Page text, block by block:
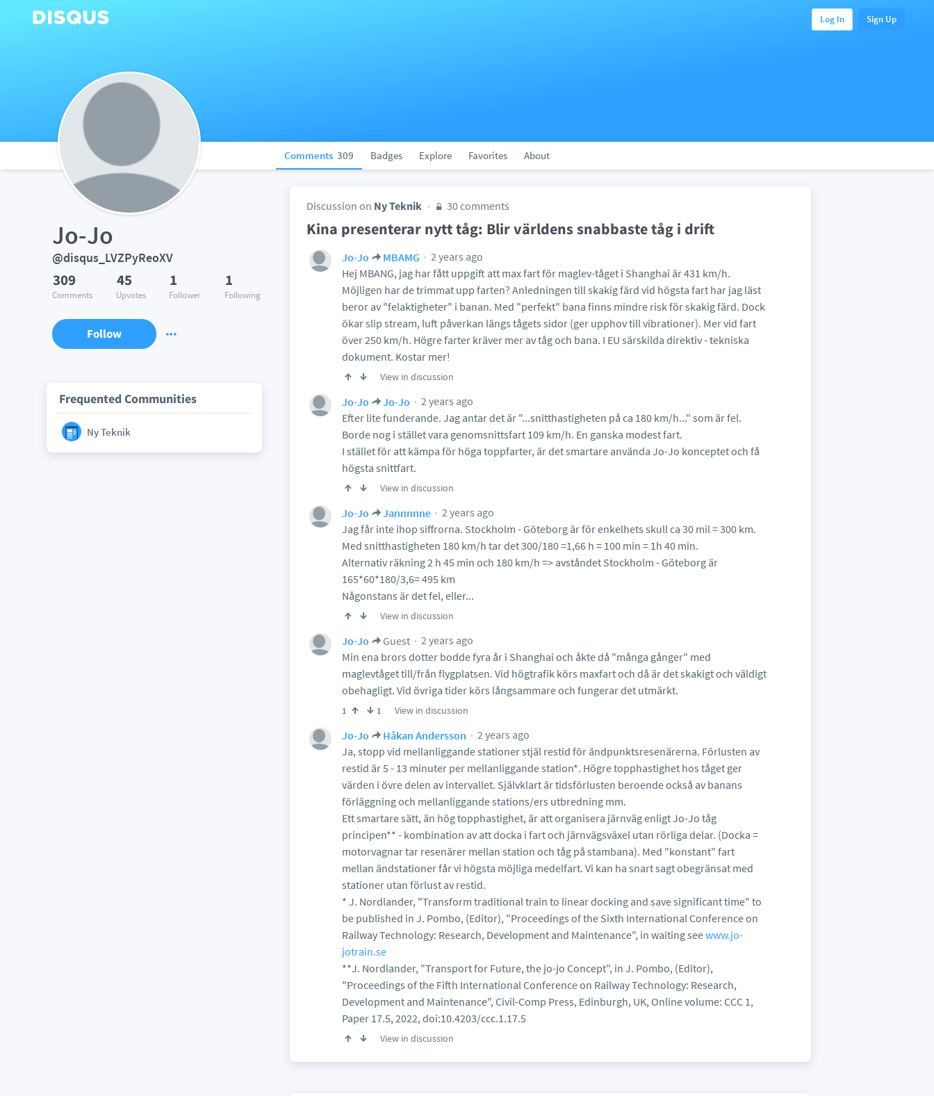
Log In Sign Up
Comments 309 Badges Explore Favorites About
Jo-Jo
@disqus_LVZPyReoXV
309
Comments
45
Upvotes
1
Follower
1
Following
Follow
Frequented Communities
Ny Teknik
Discussion on Ny Teknik 30 comments
Kina presenterar nytt tåg: Blir världens snabbaste tåg i drift
Jo-Jo MBAMG
2 years ago
Hej MBANG, jag har fått uppgift att max fart för maglev-tåget i Shanghai är 431 km/h.
Möjligen har de trimmat upp farten? Anledningen till skakig färd vid högsta fart har jag läst
beror av "felaktigheter" i banan. Med "perfekt" bana finns mindre risk för skakig färd. Dock
ökar slip stream, luft påverkan längs tågets sidor (ger upphov till vibrationer). Mer vid fart
över 250 km/h. Högre farter kräver mer av tåg och bana. I EU särskilda direktiv - tekniska
dokument. Kostar mer!
View in discussion
Jo-Jo Jo-Jo
2 years ago
Efter lite funderande. Jag antar det är "...snitthastigheten på ca 180 km/h..." som är fel.
Borde nog i stället vara genomsnittsfart 109 km/h. En ganska modest fart.
I stället för att kämpa för höga toppfarter, är det smartare använda Jo-Jo konceptet och få
högsta snittfart.
View in discussion
Jo-Jo Jannnnne
2 years ago
Jag får inte ihop siffrorna. Stockholm - Göteborg är för enkelhets skull ca 30 mil = 300 km.
Med snitthastigheten 180 km/h tar det 300/180 =1,66 h = 100 min = 1h 40 min.
Alternativ räkning 2 h 45 min och 180 km/h => avståndet Stockholm - Göteborg är
165*60*180/3,6= 495 km
Någonstans är det fel, eller...
View in discussion
Jo-Jo Guest
2 years ago
Min ena brors dotter bodde fyra år i Shanghai och åkte då "många gånger" med
maglevtåget till/från flygplatsen. Vid högtrafik körs maxfart och då är det skakigt och väldigt
obehagligt. Vid övriga tider körs långsammare och fungerar det utmärkt.
1 1 View in discussion
Jo-Jo Håkan Andersson
2 years ago
Ja, stopp vid mellanliggande stationer stjäl restid för ändpunktsresenärerna. Förlusten av
restid är 5 - 13 minuter per mellanliggande station*. Högre topphastighet hos tåget ger
värden i övre delen av intervallet. Självklart är tidsförlusten beroende också av banans
förläggning och mellanliggande stations/ers utbredning mm.
Ett smartare sätt, än hög topphastighet, är att organisera järnväg enligt Jo-Jo tåg
principen** - kombination av att docka i fart och järnvägsväxel utan rörliga delar. (Docka =
motorvagnar tar resenärer mellan station och tåg på stambana). Med "konstant" fart
mellan ändstationer får vi högsta möjliga medelfart. Vi kan ha snart sagt obegränsat med
stationer utan förlust av restid.
* J. Nordlander, "Transform traditional train to linear docking and save significant time" to
be published in J. Pombo, (Editor), "Proceedings of the Sixth International Conference on
Railway Technology: Research, Development and Maintenance", in waiting seewww.jo-
jotrain.se
**J. Nordlander, "Transport for Future, the jo-jo Concept", in J. Pombo, (Editor),
"Proceedings of the Fifth International Conference on Railway Technology: Research,
Development and Maintenance", Civil-Comp Press, Edinburgh, UK, Online volume: CCC 1,
Paper 17.5, 2022, doi:10.4203/ccc.1.17.5
View in discussion